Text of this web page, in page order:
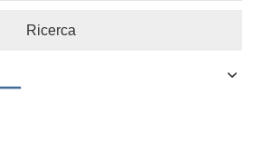
Ricerca